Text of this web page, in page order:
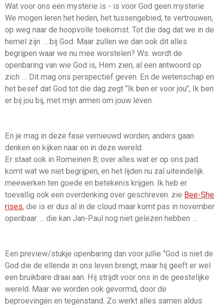
Wat voor ons een mysterie is - is voor God geen mysterie
We mogen leren het heden, het tussengebied, te vertrouwen,
op weg naar de hoopvolle toekomst. Tot die dag dat we in de
hemel zijn … bij God. Maar zullen we dan ook dit alles
begrijpen waar we nu mee worstelen? Ws. wordt de
openbaring van wie God is, Hem zien, al een antwoord op
zich … Dit mag ons perspectief geven. En de wetenschap en
het besef dat God tot die dag zegt ‘’Ik ben er voor jou’’, Ik ben
er bij jou bij, met mijn armen om jouw leven.
En je mag in deze fase vernieuwd worden; anders gaan
denken en kijken naar en in deze wereld.
Er staat ook in Romeinen 8; over alles wat er op ons pad
komt wat we niet begrijpen, en het lijden nu zal uiteindelijk
meewerken ten goede en betekenis krijgen. Ik heb er
toevallig ook een overdenking over geschreven. zie Bee-She
rises, die is er dus al in de cloud maar komt pas in november
openbaar … die kan Jan-Paul nog niet gelezen hebben …
Een preview/stukje openbaring dan voor jullie ‘’God is niet de
God die de ellende in ons leven brengt, maar hij geeft er wel
een bruikbare draai aan. Hij strijdt voor ons in de geestelijke
wereld. Maar we worden ook gevormd, door de
beproevingen en tegenstand. Zo werkt alles samen aldus